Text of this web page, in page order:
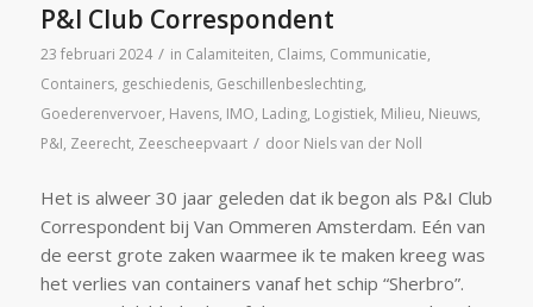
P&I Club Correspondent
23 februari 2024 / in Calamiteiten, Claims, Communicatie,
Containers, geschiedenis, Geschillenbeslechting,
Goederenvervoer, Havens, IMO, Lading, Logistiek, Milieu, Nieuws,
P&I, Zeerecht, Zeescheepvaart / door Niels van der Noll
Het is alweer 30 jaar geleden dat ik begon als P&I Club
Correspondent bij Van Ommeren Amsterdam. Eén van
de eerst grote zaken waarmee ik te maken kreeg was
het verlies van containers vanaf het schip “Sherbro”.